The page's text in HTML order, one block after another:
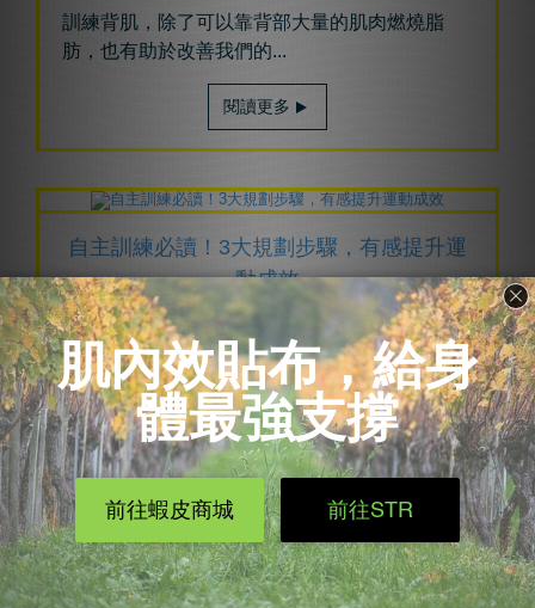
訓練背肌，除了可以靠背部大量的肌肉燃燒脂
肪，也有助於改善我們的...
閱讀更多
自主訓練必讀！3大規劃步驟，有感提升運
動成效
2019/07/15
常常感覺到下背、臀部延伸到後腿的疼痛，但卻
不知道可能是什麼疾病造成的...
閱讀更多
3大CP值爆表的重訓 一次訓練多種肌群